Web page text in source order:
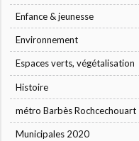
Enfance & jeunesse
Environnement
Espaces verts, végétalisation
Histoire
métro Barbès Rochcechouart
Municipales 2020